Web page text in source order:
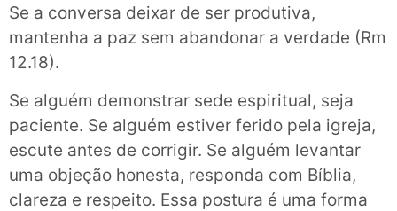
Se a conversa deixar de ser produtiva,
mantenha a paz sem abandonar a verdade (Rm
12.18).
Se alguém demonstrar sede espiritual, seja
paciente. Se alguém estiver ferido pela igreja,
escute antes de corrigir. Se alguém levantar
uma objeção honesta, responda com Bíblia,
clareza e respeito. Essa postura é uma forma